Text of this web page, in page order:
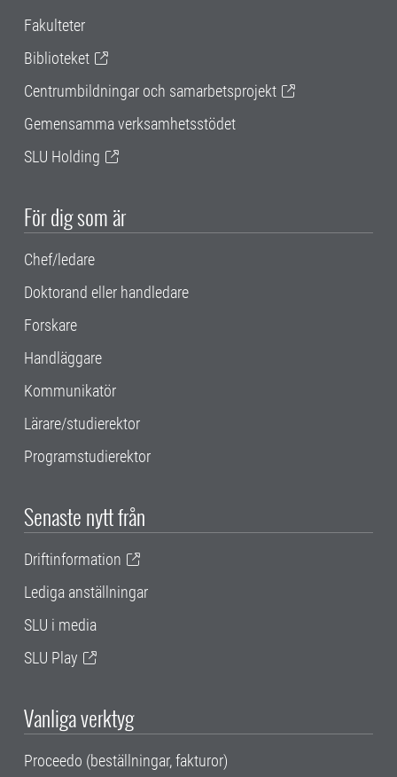
Fakulteter
Biblioteket
Centrumbildningar och samarbetsprojekt
Gemensamma verksamhetsstödet
SLU Holding
För dig som är
Chef/ledare
Doktorand eller handledare
Forskare
Handläggare
Kommunikatör
Lärare/studierektor
Programstudierektor
Senaste nytt från
Driftinformation
Lediga anställningar
SLU i media
SLU Play
Vanliga verktyg
Proceedo (beställningar, fakturor)